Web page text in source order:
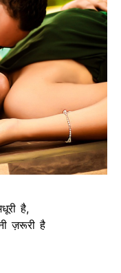
है,
ज़रूरी है